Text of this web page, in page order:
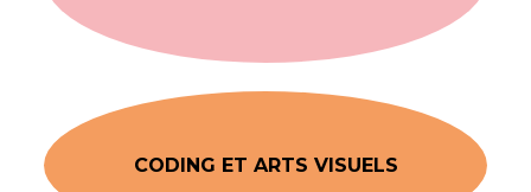
CODING ET ARTS VISUELS